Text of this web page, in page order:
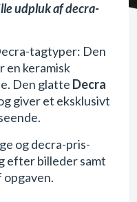
udpluk af decra-
tagtyper: Den
en keramisk
Den glatte Decra
giver et eksklusivt
og decra-pris-
efter billeder samt
opgaven.